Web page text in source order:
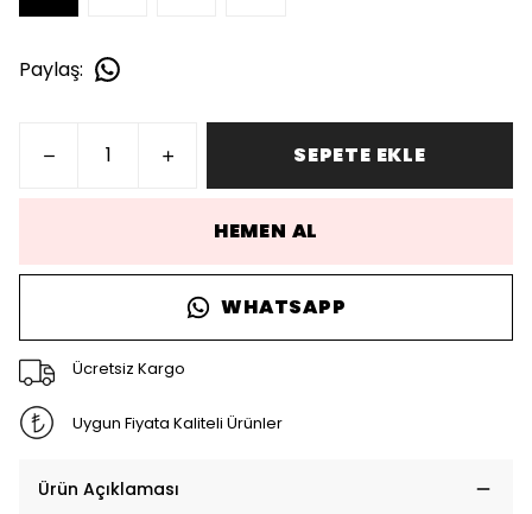
Paylaş:
SEPETE EKLE
HEMEN AL
WHATSAPP
Ücretsiz Kargo
Uygun Fiyata Kaliteli Ürünler
Ürün Açıklaması